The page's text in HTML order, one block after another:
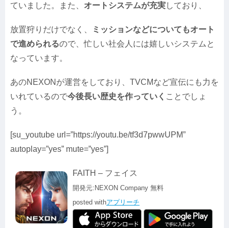
ていました。また、 オートシステムが充実しており、
放置狩りだけでなく、
ミッションなどについてもオート
で進められるので、忙しい社会人には嬉しいシステムと
なっています。
あのNEXONが運営をしており、TVCMなど宣伝にも力を
いれているので今後長い歴史を作っていく ことでしょ
う。
[su_youtube url=”https://youtu.be/tf3d7pwwUPM”
autoplay=”yes” mute=”yes”]
FAITH – フェイス
開発元: NEXON Company 無料
posted withアプリーチ